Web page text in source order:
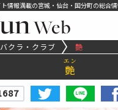
ト情報満載の宮城・仙台・国分町の総合
クラ・クラブ 艶
艶
エン